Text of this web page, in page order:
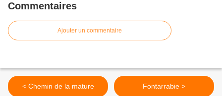
Commentaires
Ajouter un commentaire
< Chemin de la mature Fontarrabie >